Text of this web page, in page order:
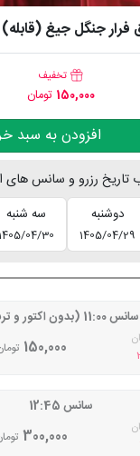
فرار جنگل جیغ
تخفیف
150,000 تومان
افزودن به سبد
تاریخ رزرو و سانس های
دوشنبه
1405/04/29
سه شنبه
04/30
سانس 11:00 (بدون اکتور و ترس)
150,000
سانس 12:45
300,000